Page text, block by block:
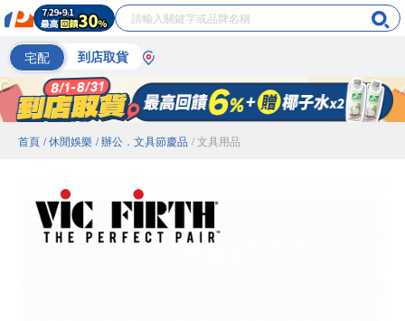
宅配 到店取貨
首頁 / 休閒娛樂 / 辦公．文具節慶品 / 文具用品